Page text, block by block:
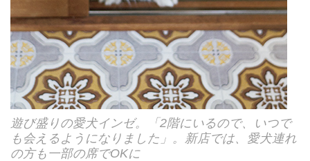
遊び盛りの愛犬インゼ。「2階にいるので、いつで
も会えるようになりました」。新店では、愛犬連れ
の方も一部の席でOKに